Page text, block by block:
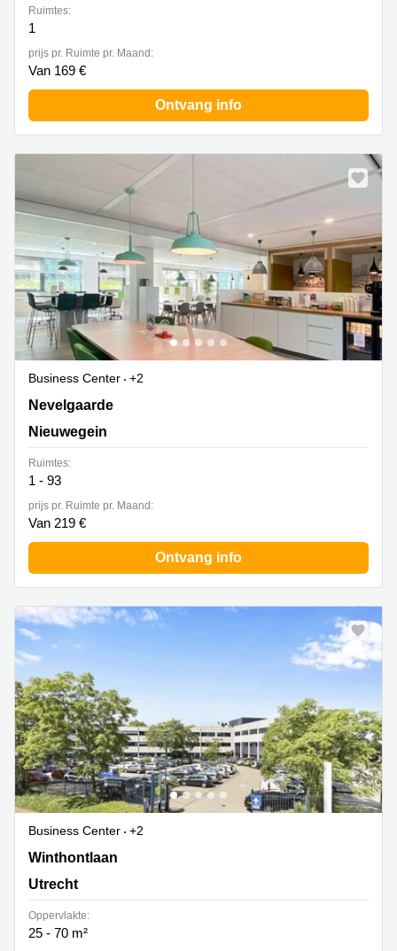
Ruimtes:
1
prijs pr. Ruimte pr. Maand:
Van 169 €
Ontvang info
Business Center
+2
Nevelgaarde 8, Nieuwegein
Nevelgaarde
Nieuwegein
Ruimtes:
1 - 93
prijs pr. Ruimte pr. Maand:
Van 219 €
Ontvang info
Business Center
+2
Winthontlaan 200, Utrecht
Winthontlaan
Utrecht
Oppervlakte:
25 - 70 m²